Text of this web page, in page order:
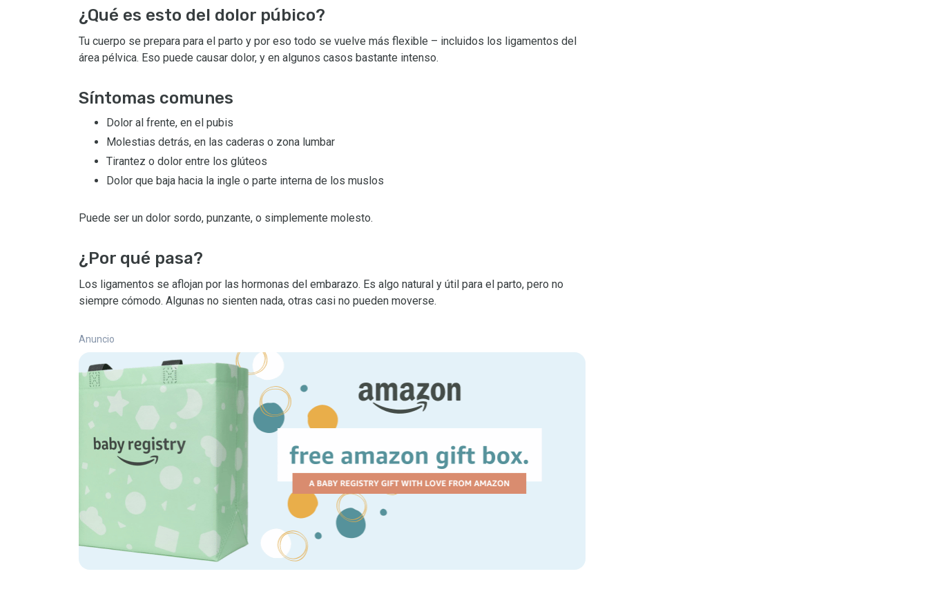
¿Qué es esto del dolor púbico?
Tu cuerpo se prepara para el parto y por eso todo se vuelve más flexible – incluidos los ligamentos del
área pélvica. Eso puede causar dolor, y en algunos casos bastante intenso.
Síntomas comunes
Dolor al frente, en el pubis
Molestias detrás, en las caderas o zona lumbar
Tirantez o dolor entre los glúteos
Dolor que baja hacia la ingle o parte interna de los muslos
Puede ser un dolor sordo, punzante, o simplemente molesto.
¿Por qué pasa?
Los ligamentos se aflojan por las hormonas del embarazo. Es algo natural y útil para el parto, pero no
siempre cómodo. Algunas no sienten nada, otras casi no pueden moverse.
Anuncio